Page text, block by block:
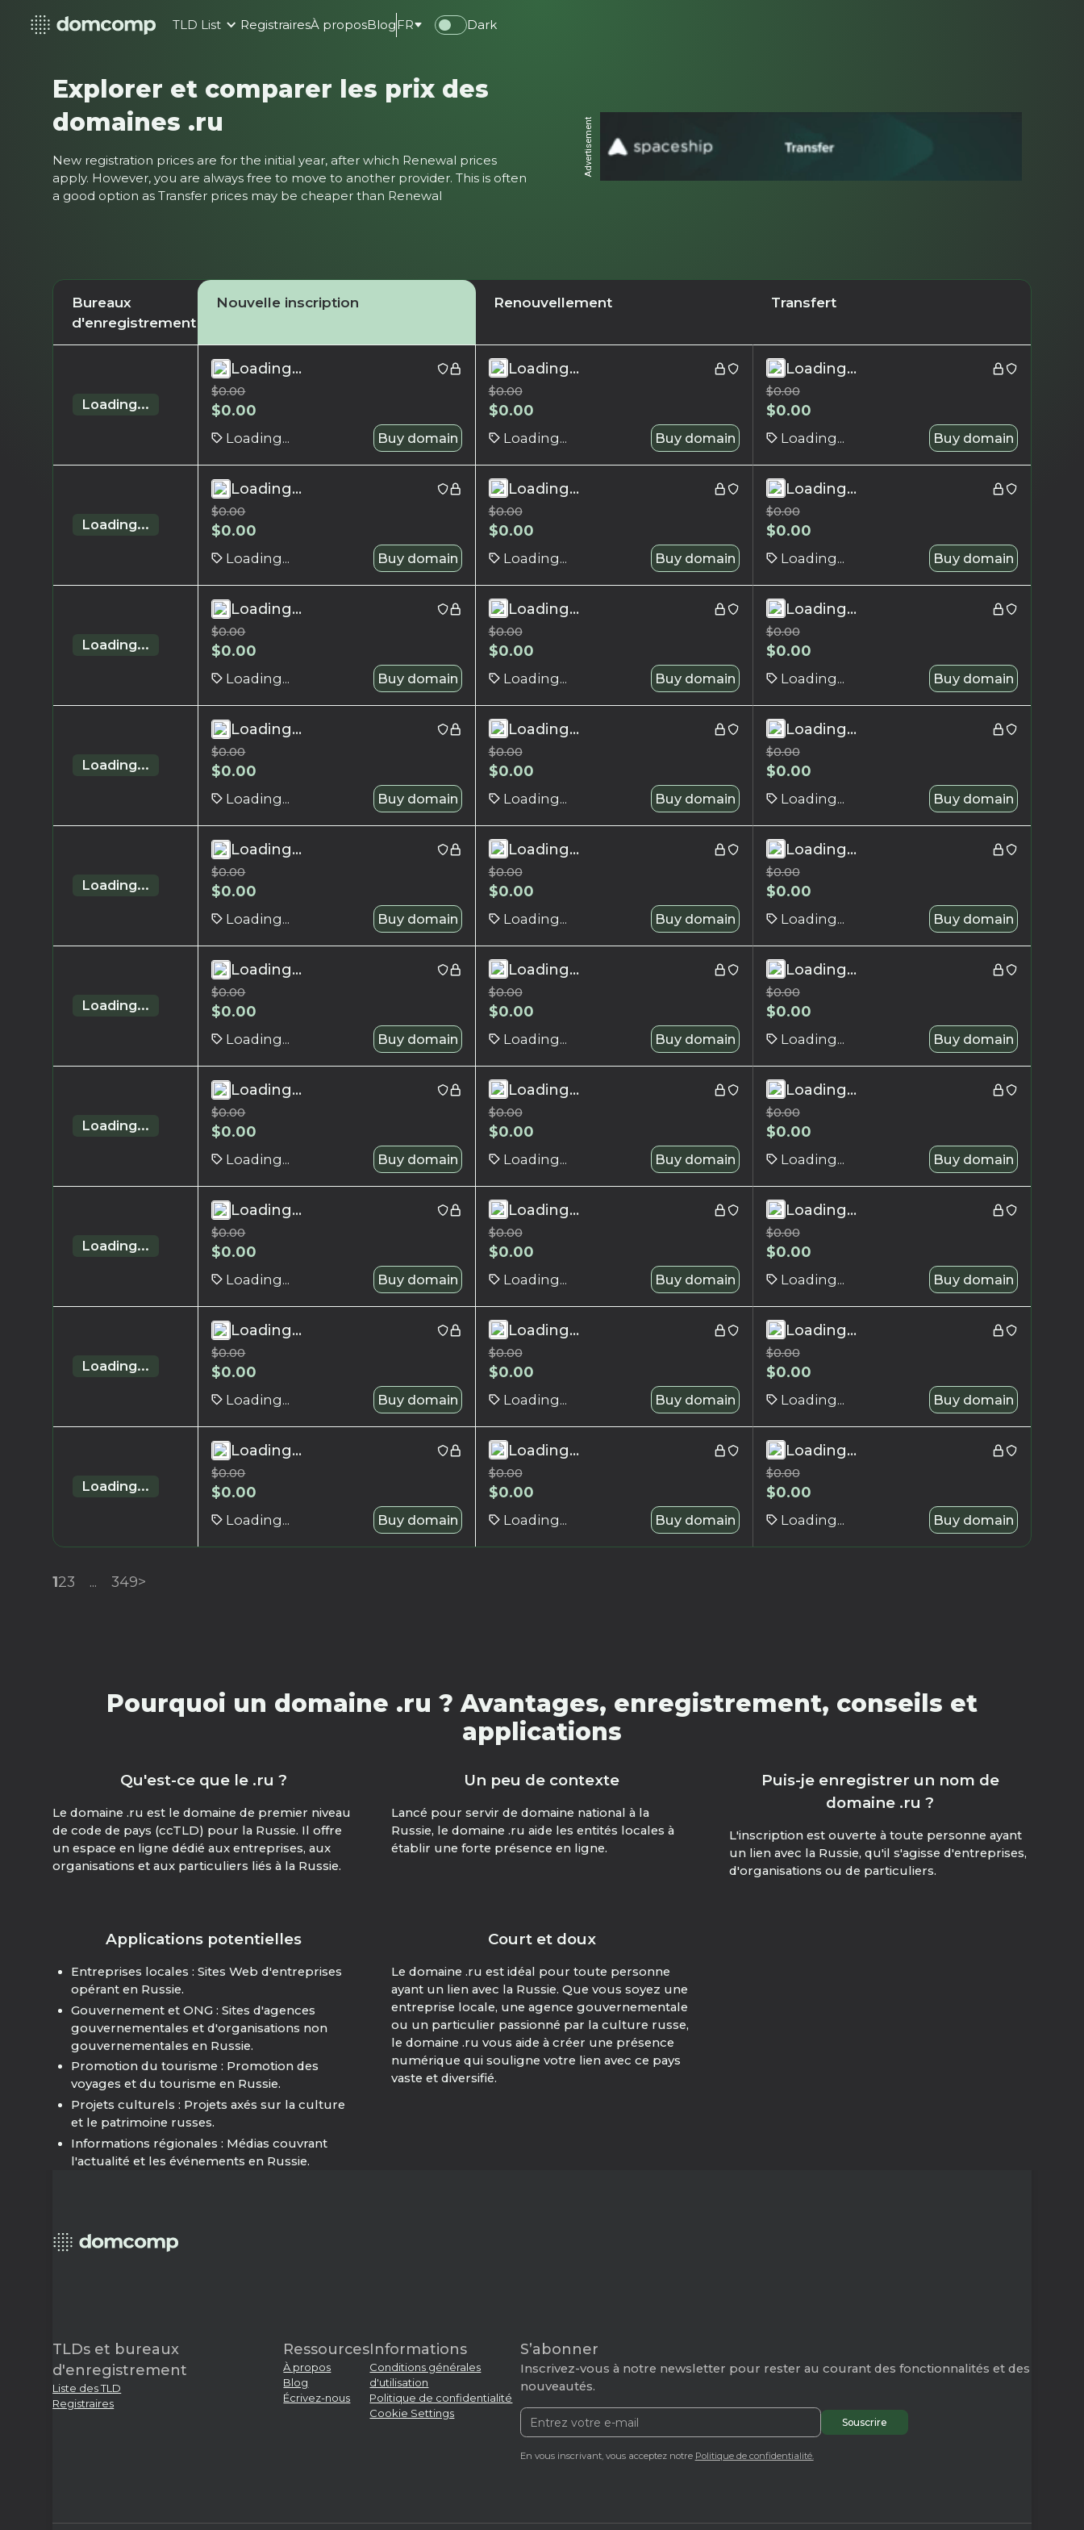
TLD List RegistrairesÀ proposBlog FR Dark
Explorer et comparer les prix des
domaines .ru
New registration prices are for the initial year, after which Renewal prices
apply. However, you are always free to move to another provider. This is often
a good option as Transfer prices may be cheaper than Renewal
Advertisement
Bureaux
d'enregistrement
Nouvelle inscription Renouvellement Transfert
Loading...
Loading...
$0.00
$0.00
Loading... Buy domain
Loading...
$0.00
$0.00
Loading... Buy domain
Loading...
$0.00
$0.00
Loading... Buy domain
Loading...
Loading...
$0.00
$0.00
Loading... Buy domain
Loading...
$0.00
$0.00
Loading... Buy domain
Loading...
$0.00
$0.00
Loading... Buy domain
Loading...
Loading...
$0.00
$0.00
Loading... Buy domain
Loading...
$0.00
$0.00
Loading... Buy domain
Loading...
$0.00
$0.00
Loading... Buy domain
Loading...
Loading...
$0.00
$0.00
Loading... Buy domain
Loading...
$0.00
$0.00
Loading... Buy domain
Loading...
$0.00
$0.00
Loading... Buy domain
Loading...
Loading...
$0.00
$0.00
Loading... Buy domain
Loading...
$0.00
$0.00
Loading... Buy domain
Loading...
$0.00
$0.00
Loading... Buy domain
Loading...
Loading...
$0.00
$0.00
Loading... Buy domain
Loading...
$0.00
$0.00
Loading... Buy domain
Loading...
$0.00
$0.00
Loading... Buy domain
Loading...
Loading...
$0.00
$0.00
Loading... Buy domain
Loading...
$0.00
$0.00
Loading... Buy domain
Loading...
$0.00
$0.00
Loading... Buy domain
Loading...
Loading...
$0.00
$0.00
Loading... Buy domain
Loading...
$0.00
$0.00
Loading... Buy domain
Loading...
$0.00
$0.00
Loading... Buy domain
Loading...
Loading...
$0.00
$0.00
Loading... Buy domain
Loading...
$0.00
$0.00
Loading... Buy domain
Loading...
$0.00
$0.00
Loading... Buy domain
Loading...
Loading...
$0.00
$0.00
Loading... Buy domain
Loading...
$0.00
$0.00
Loading... Buy domain
Loading...
$0.00
$0.00
Loading... Buy domain
123 ... 349>
Pourquoi un domaine .ru ? Avantages, enregistrement, conseils et
applications
Qu'est-ce que le .ru ?
Le domaine .ru est le domaine de premier niveau
de code de pays (ccTLD) pour la Russie. Il offre
un espace en ligne dédié aux entreprises, aux
organisations et aux particuliers liés à la Russie.
Un peu de contexte
Lancé pour servir de domaine national à la
Russie, le domaine .ru aide les entités locales à
établir une forte présence en ligne.
Puis-je enregistrer un nom de
domaine .ru ?
L'inscription est ouverte à toute personne ayant
un lien avec la Russie, qu'il s'agisse d'entreprises,
d'organisations ou de particuliers.
Applications potentielles
Entreprises locales : Sites Web d'entreprises
opérant en Russie.
Gouvernement et ONG : Sites d'agences
gouvernementales et d'organisations non
gouvernementales en Russie.
Promotion du tourisme : Promotion des
voyages et du tourisme en Russie.
Projets culturels : Projets axés sur la culture
et le patrimoine russes.
Informations régionales : Médias couvrant
l'actualité et les événements en Russie.
Court et doux
Le domaine .ru est idéal pour toute personne
ayant un lien avec la Russie. Que vous soyez une
entreprise locale, une agence gouvernementale
ou un particulier passionné par la culture russe,
le domaine .ru vous aide à créer une présence
numérique qui souligne votre lien avec ce pays
vaste et diversifié.
TLDs et bureaux
d'enregistrement
Liste des TLD
Registraires
Ressources
À propos
Blog
Écrivez-nous
Informations
Conditions générales
d'utilisation
Politique de confidentialité
Cookie Settings
S’abonner
Inscrivez-vous à notre newsletter pour rester au courant des fonctionnalités et des
nouveautés.
En vous inscrivant, vous acceptez notre Politique de confidentialité.